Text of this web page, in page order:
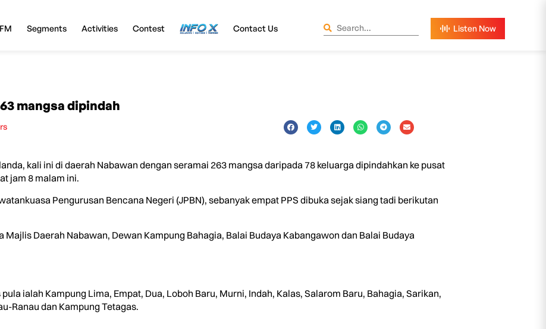
Segments Activities Contest InfoX Contact Us
mangsa dipindah
kali ini di daerah Nabawan dengan seramai 263 mangsa daripada 78 keluarga dipindahkan ke pusat
jam 8 malam ini.
Pengurusan Bencana Negeri (JPBN), sebanyak empat PPS dibuka sejak siang tadi berikutan
Majlis Daerah Nabawan, Dewan Kampung Bahagia, Balai Budaya Kabangawon dan Balai Budaya
ialah Kampung Lima, Empat, Dua, Loboh Baru, Murni, Indah, Kalas, Salarom Baru, Bahagia, Sarikan,
Ranau dan Kampung Tetagas.